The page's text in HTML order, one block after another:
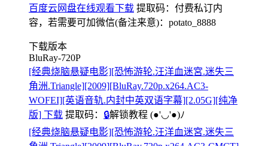
百度云网盘在线观看下载 提取码： 付费私订内
容，若需要可加微信(备注来意)：potato_8888
下载版本
BluRay-720P
[经典烧脑悬疑电影][恐怖游轮.汪洋血迷宮.迷失三
角洲.Triangle][2009][BluRay.720p.x264.AC3-
WOFEI][英语音轨.内封中英双语字幕][2.05G][纯净
版] 下载 提取码： 🔒解锁教程 (●'◡'●)ﾉ
[经典烧脑悬疑电影][恐怖游轮.汪洋血迷宮.迷失三